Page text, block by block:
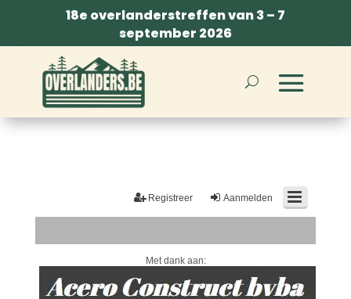
18e overlanderstreffen van 3 – 7
september 2026